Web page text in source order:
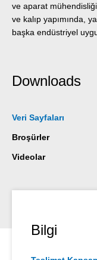
ve aparat
ve kalıp yapımında,
başka endüstriyel
Downloads
Veri Sayfaları
Broşürler
Videolar
Bilgi